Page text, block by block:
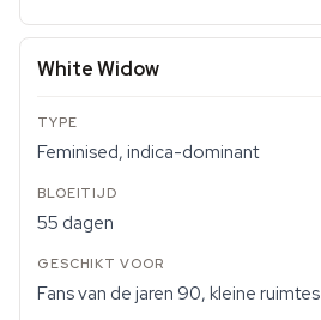
White Widow
Feminised, indica-dominant
55 dagen
Fans van de jaren 90, kleine ruimtes